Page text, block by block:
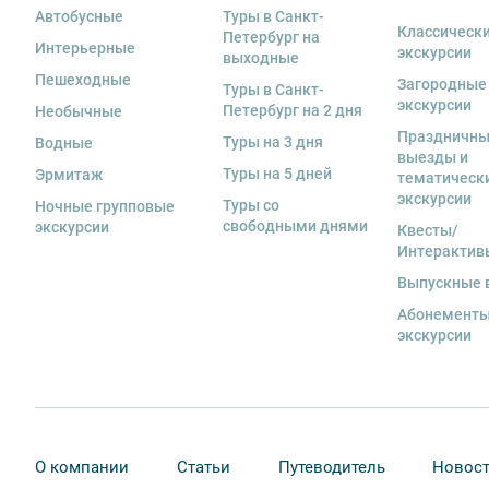
11. Обращаем Ваше внимание, что
для групп менее 18
12. На ряд экскурсий туроператор предоставляет в
за сохранность оборудования во время
экскурсанта. В случае утери или порчи
стоимость комплекта в размере 5500 руб. 00 коп.
13. Для бронирования мест на заграничные
предоставить ФИО, дату рождения, серию и номер
Автобусные
Интерьерные
Пешеходные
Необычные
Водные
Эрмитаж
Ночные групповые
экскурсии
Туры в Санкт-
Петербург на
выходные
Туры в Санкт-
Петербург на 2 дня
Туры на 3 дня
Туры на 5 дней
Туры со
свободными днями
экскурсии
Загородные
экскурсии
выезды и
экскурсии
Квесты/
Выпускные
экскурсии
О компании Статьи Путеводитель